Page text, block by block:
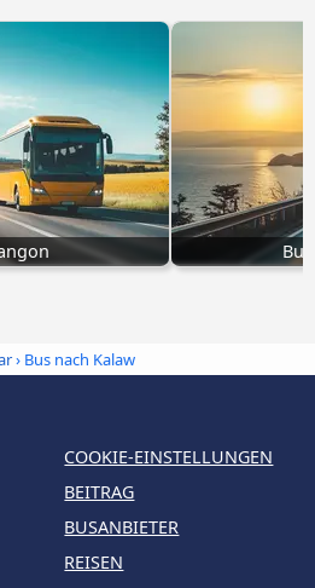
› Bus nach Kalaw
COOKIE-EINSTELLUNGEN
BEITRAG
BUSANBIETER
REISEN